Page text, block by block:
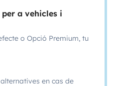
a vehicles i
o Opció Premium, tu
en cas de